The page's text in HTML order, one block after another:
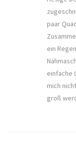
paar
ein
einfache
mich
groß